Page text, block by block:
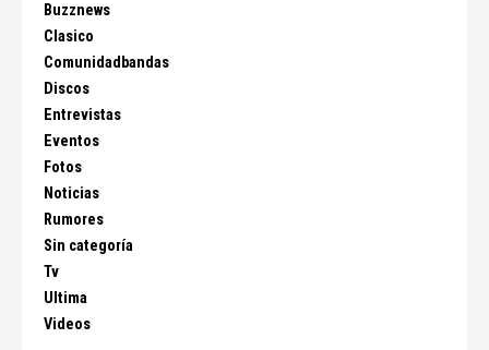
Buzznews
Clasico
Comunidadbandas
Discos
Entrevistas
Eventos
Fotos
Noticias
Rumores
Sin categoría
Tv
Ultima
Videos